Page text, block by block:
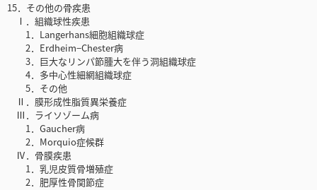
15．その他の骨疾患
Ⅰ．組織球性疾患
1．Langerhans細胞組織球症
2．Erdheim−Chester病
3．巨大なリンパ節腫大を伴う洞組織球症
4．多中心性細網組織球症
5．その他
Ⅱ．膜形成性脂質異栄養症
Ⅲ．ライソゾーム病
1．Gaucher病
2．Morquio症候群
Ⅳ．骨膜疾患
1．乳児皮質骨増殖症
2．肥厚性骨関節症